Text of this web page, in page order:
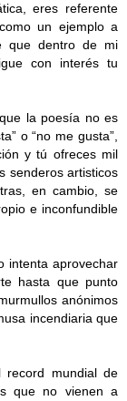
eres referente
un ejemplo a
que dentro de mi
con interés tu
la poesía no es
o “no me gusta”,
y tú ofreces mil
senderos artisticos
en cambio, se
e inconfundible
intenta aprovechar
hasta que punto
anónimos
incendiaria que
mundial de
que no vienen a